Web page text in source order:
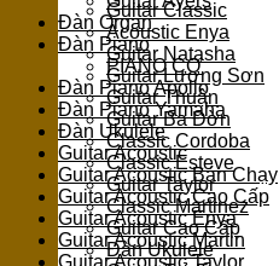
Guitar Classic
Acoustic Enya
Guitar Natasha
Guitar Lương Sơn
Guitar Thuận
Guitar Ba Đờn
Classic Cordoba
Classic Esteve
Guitar Taylor
Classic Martinez
Guitar Cao Cấp
Đàn Ukulele
Đàn Organ
Đàn Piano
PIANO CƠ
Đàn Piano Apollo
Đàn Piano Yamaha
Đàn Ukulele
Guitar Acoustic
Guitar Acoustic Bán Chạy
Guitar Acoustic Cao Cấp
Guitar Acoustic Enya
Guitar Acoustic Martin
Guitar Acoustic Taylor